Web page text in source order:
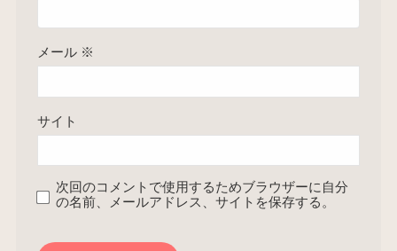
メール ※
サイト
次回のコメントで使用するためブラウザーに自分
の名前、メールアドレス、サイトを保存する。